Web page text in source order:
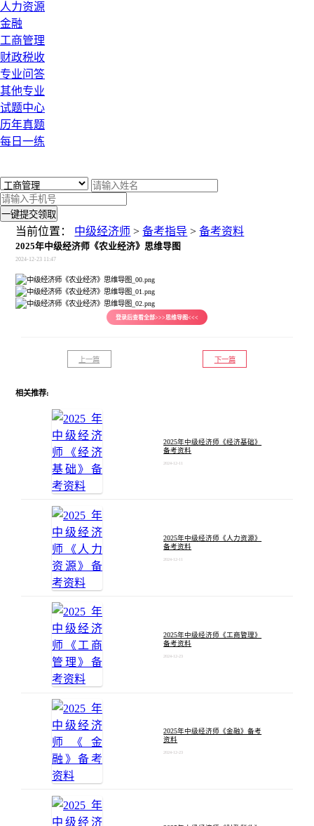
人力资源
金融
工商管理
财政税收
专业问答
其他专业
试题中心
历年真题
每日一练
一键提交领取
当前位置： 中级经济师 >备考指导 >备考资料
2025年中级经济师《农业经济》思维导图
2024-12-23 11:47
登录后查看全部>>>思维导图<<<
上一篇 下一篇
相关推荐:
2025年中级经济师《经济基础》
备考资料
2024-12-11
2025年中级经济师《人力资源》
备考资料
2024-12-11
2025年中级经济师《工商管理》
备考资料
2024-12-23
2025年中级经济师《金融》备考
资料
2024-12-23